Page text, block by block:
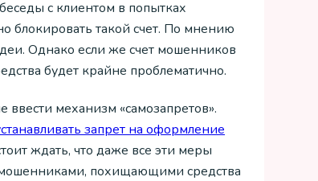
с клиентом в попытках
блокировать такой счет. По мнению
Однако если же счет мошенников
будет крайне проблематично.
механизм «самозапретов».
запрет на оформление
ждать, что даже все эти меры
похищающими средства